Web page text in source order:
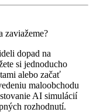
zaviažeme?
dopad na
si jednoducho
alebo začať
maloobchodu
AI simulácií
rozhodnutí.